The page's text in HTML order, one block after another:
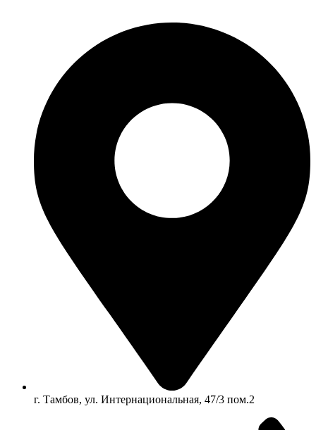
г. Тамбов, ул. Интернациональная, 47/3 пом.2